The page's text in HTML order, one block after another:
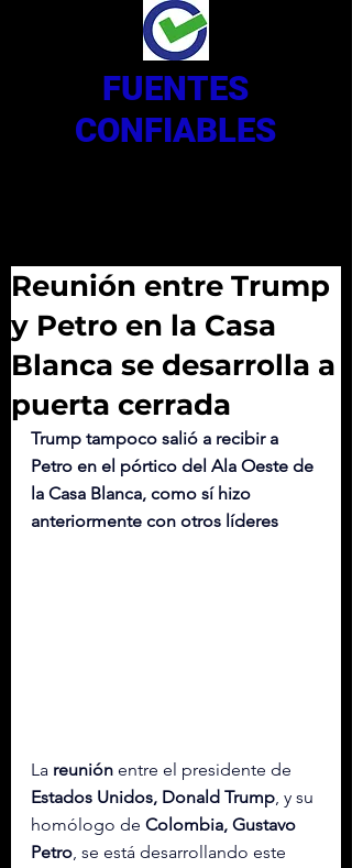
FUENTES
CONFIABLES
Reunión entre Trump
y Petro en la Casa
Blanca se desarrolla a
puerta cerrada
Trump tampoco salió a recibir a
Petro en el pórtico del Ala Oeste de
la Casa Blanca, como sí hizo
anteriormente con otros líderes
La reunión entre el presidente de
Estados Unidos, Donald Trump, y su
homólogo de Colombia, Gustavo
Petro, se está desarrollando este